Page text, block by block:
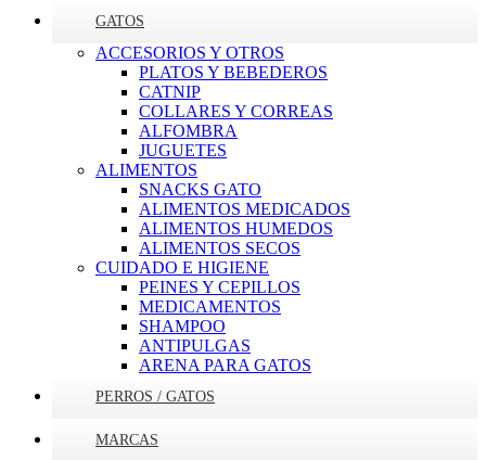
GATOS
ACCESORIOS Y OTROS
PLATOS Y BEBEDEROS
CATNIP
COLLARES Y CORREAS
ALFOMBRA
JUGUETES
ALIMENTOS
SNACKS GATO
ALIMENTOS MEDICADOS
ALIMENTOS HUMEDOS
ALIMENTOS SECOS
CUIDADO E HIGIENE
PEINES Y CEPILLOS
MEDICAMENTOS
SHAMPOO
ANTIPULGAS
ARENA PARA GATOS
PERROS / GATOS
MARCAS